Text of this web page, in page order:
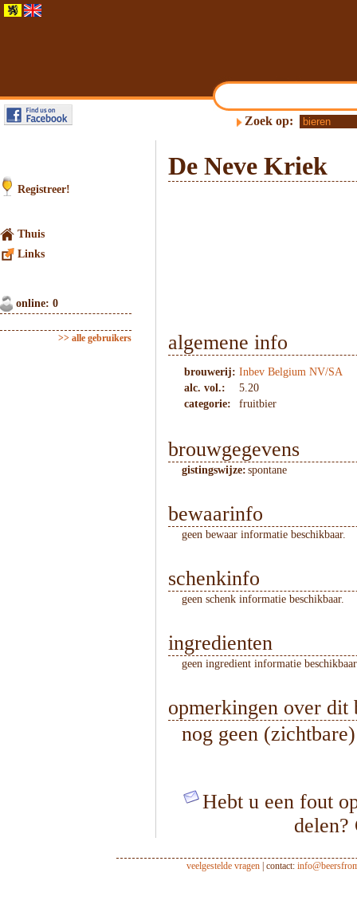
Zoek op:
Registreer!
Thuis
Links
online: 0
>> alle gebruikers
De Neve Kriek
algemene info
brouwerij: Inbev Belgium NV/SA
alc. vol.:
5.20
categorie:
fruitbier
brouwgegevens
gistingswijze: spontane
bewaarinfo
geen bewaar informatie beschikbaar.
schenkinfo
geen schenk informatie beschikbaar.
ingredienten
geen ingredient informatie
opmerkingen over dit
nog geen
Hebt u een fout
veelgestelde vragen| contact: